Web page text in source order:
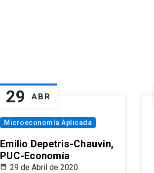
29 ABR
Microeconomía Aplicada
Emilio Depetris-Chauvin,
PUC-Economía
29 de Abril de 2020